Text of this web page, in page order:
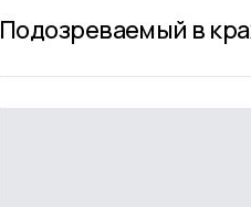
Подозреваемый в